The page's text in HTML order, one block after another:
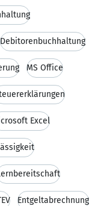
Debitorenbuchhaltung
MS Office
Excel
Entgeltabrechnung